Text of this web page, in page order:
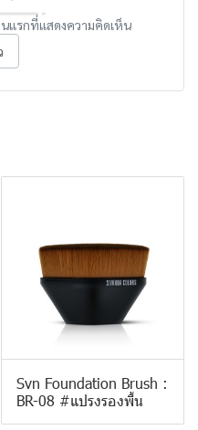
แรกที่แสดงความคิดเห็น
Svn Foundation Brush :
BR-08 #แปรงรองพื้น